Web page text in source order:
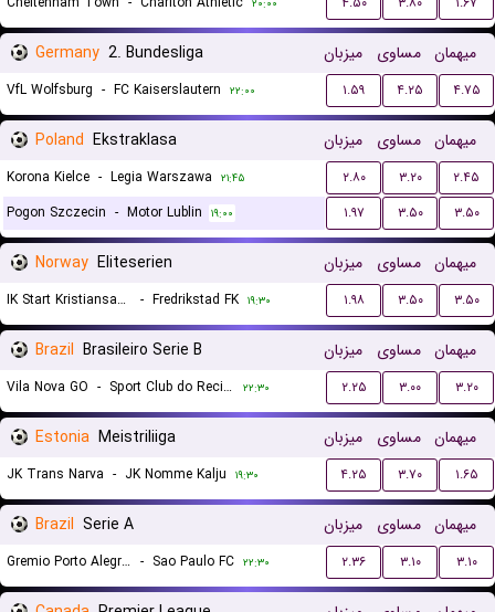
۲۰:۰۰
Germany 2. Bundesliga میزبان مساوی میهمان
VfL Wolfsburg - FC Kaiserslautern ۲۲:۰۰ ۱.۵۹ ۴.۲۵ ۴.۷۵
Poland Ekstraklasa میزبان مساوی میهمان
Korona Kielce - Legia Warszawa ۲۱:۴۵ ۲.۸۰ ۳.۲۰
۲.۴۵
Pogon Szczecin - Motor Lublin ۱۹:۰۰ ۱.۹۷ ۳.۵۰ ۳.۵۰
Norway Eliteserien میزبان مساوی میهمان
IK Start Kristiansand - Fredrikstad FK ۱۹:۳۰ ۱.۹۸ ۳.۵۰ ۳.۵۰
Brazil Brasileiro Serie B میزبان مساوی میهمان
Vila Nova GO - Sport Club do Recife ۲۲:۳۰ ۲.۲۵ ۳.۰۰ ۳.۲۰
Estonia Meistriliiga میزبان مساوی میهمان
JK Trans Narva - JK Nomme Kalju ۱۹:۳۰ ۴.۲۵ ۳.۷۰ ۱.۶۵
Brazil Serie A میزبان مساوی میهمان
Gremio Porto Alegrense RS - Sao Paulo FC ۲۲:۳۰ ۲.۳۶ ۳.۱۰ ۳.۱۰